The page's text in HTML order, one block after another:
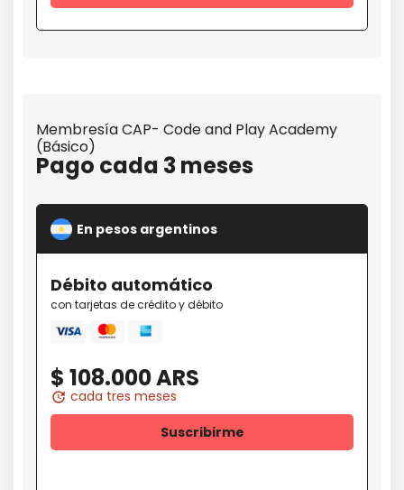
Membresía CAP- Code and Play Academy
(Básico)
Pago cada 3 meses
En pesos argentinos
Débito automático
con tarjetas de crédito y débito
Visa Mastercard
amex
$ 108.000 ARS
update cada tres meses
Suscribirme